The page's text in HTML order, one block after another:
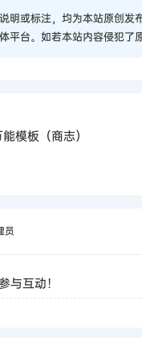
明或标注，均为本站原创
平台。如若本站内容侵犯了
模板（商志）
员
与互动！